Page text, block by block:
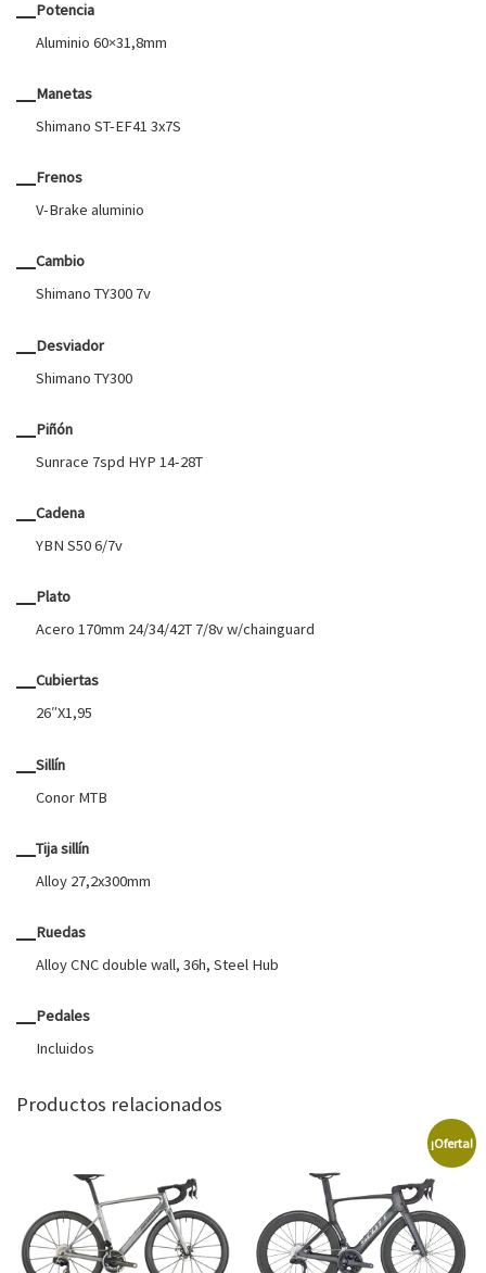
Potencia
Aluminio 60×31,8mm
Manetas
Shimano ST-EF41 3x7S
Frenos
V-Brake aluminio
Cambio
Shimano TY300 7v
Desviador
Shimano TY300
Piñón
Sunrace 7spd HYP 14-28T
Cadena
YBN S50 6/7v
Plato
Acero 170mm 24/34/42T 7/8v w/chainguard
Cubiertas
26″X1,95
Sillín
Conor MTB
Tija sillín
Alloy 27,2x300mm
Ruedas
Alloy CNC double wall, 36h, Steel Hub
Pedales
Incluidos
Productos relacionados
¡Oferta!